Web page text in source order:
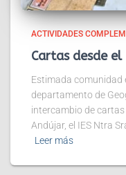
ACTIVIDADES
Cartas desde el
Estimada
departamento de
intercambio de
Andújar, el IES Ntra
Leer más